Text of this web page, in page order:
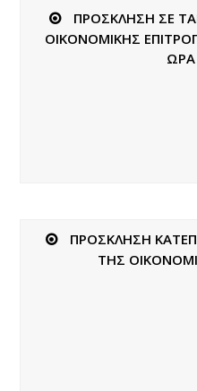
ΠΡΟΣΚΛΗΣΗ ΣΕ
ΟΙΚΟΝΟΜΙΚΗΣ
ΩΡΑ
ΠΡΟΣΚΛΗΣΗ
ΤΗΣ